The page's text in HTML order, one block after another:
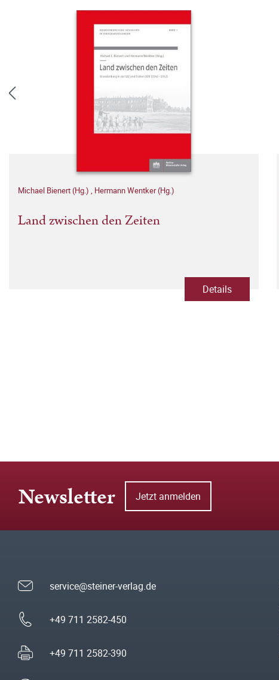
Michael Bienert (Hg.) , Hermann Wentker (Hg.)
Land zwischen den Zeiten
Details
Newsletter Jetzt anmelden
service@steiner-verlag.de
+49 711 2582-450
+49 711 2582-390